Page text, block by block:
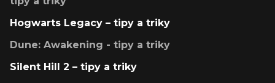
Hogwarts Legacy – tipy a triky
Dune: Awakening - tipy a triky
Silent Hill 2 – tipy a triky